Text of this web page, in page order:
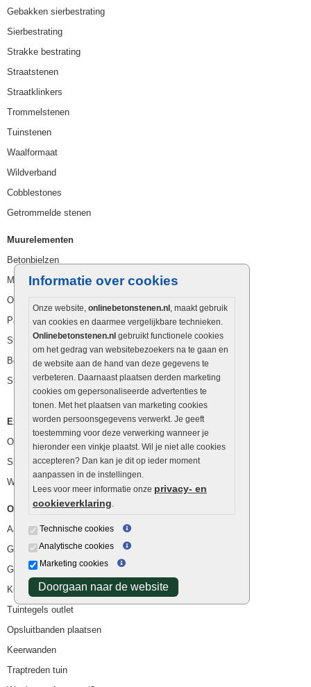
Informatie over cookies
Onze website, onlinebetonstenen.nl , maakt gebruik
van cookies en daarmee vergelijkbare technieken.
Onlinebetonstenen.nl gebruikt functionele cookies
om het gedrag van websitebezoekers na te gaan en
de website aan de hand van deze gegevens te
verbeteren. Daarnaast plaatsen derden marketing
cookies om gepersonaliseerde advertenties te
tonen. Met het plaatsen van marketing cookies
worden persoonsgegevens verwerkt. Je geeft
toestemming voor deze verwerking wanneer je
hieronder een vinkje plaatst. Wil je niet alle cookies
accepteren? Dan kan je dit op ieder moment
aanpassen in de instellingen.
Lees voor meer informatie onze privacy- en
cookieverklaring
Technische cookies
Analytische cookies
Marketing cookies
Doorgaan naar de website
Gebakken sierbestrating
Sierbestrating
Strakke bestrating
Straatstenen
Straatklinkers
Trommelstenen
Tuinstenen
Waalformaat
Wildverband
Cobblestones
Getrommelde stenen
Muurelementen
Betonbielzen
Muurstenen
Opsluitbanden
Palissaden
Stapelblokken
Betonblokken
Stapelstenen
Extra benodigdheden
Ophoogzand
Siergrind en siersplit
Waterafvoer
Overig
Aanbiedingen
Goedkope bestrating
Goedkope tuintegels
Kunstgras
Tuintegels outlet
Opsluitbanden plaatsen
Keerwanden
Traptreden tuin